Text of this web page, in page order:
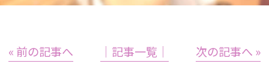
« 前の記事へ │記事一覧│ 次の記事へ »